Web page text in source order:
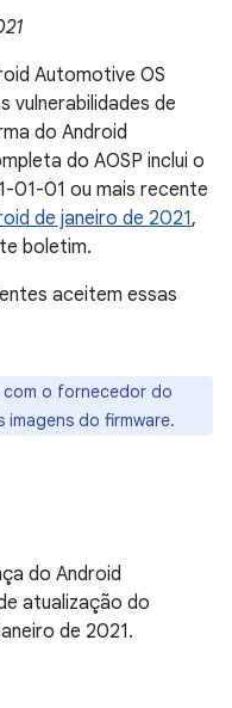
Automotive OS
vulnerabilidades de
do Android
do AOSP inclui o
01-01 ou mais recente
de janeiro de 2021,
boletim.
aceitem essas
o fornecedor do
do firmware.
do Android
atualização do
de 2021.